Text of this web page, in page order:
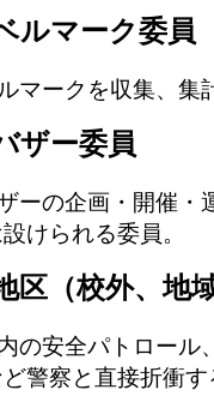
ルマーク委員
マークを収集、集
ザー委員
ーの企画・開催・
けられる委員。
区（校外、地
の安全パトロール
警察と直接折衝